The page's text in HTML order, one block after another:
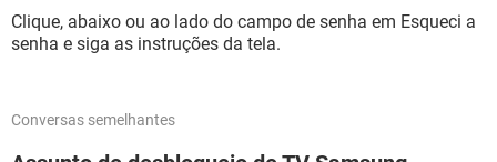
Clique, abaixo ou ao lado do campo de senha em Esqueci a
senha e siga as instruções da tela.
Conversas semelhantes